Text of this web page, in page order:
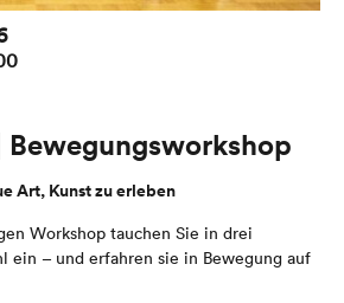
Art, Kunst zu erleben
Workshop tauchen Sie in drei
ein – und erfahren sie in Bewegung auf